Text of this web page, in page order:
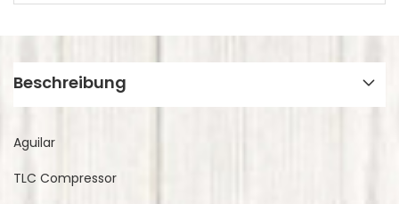
Beschreibung
Aguilar
TLC Compressor